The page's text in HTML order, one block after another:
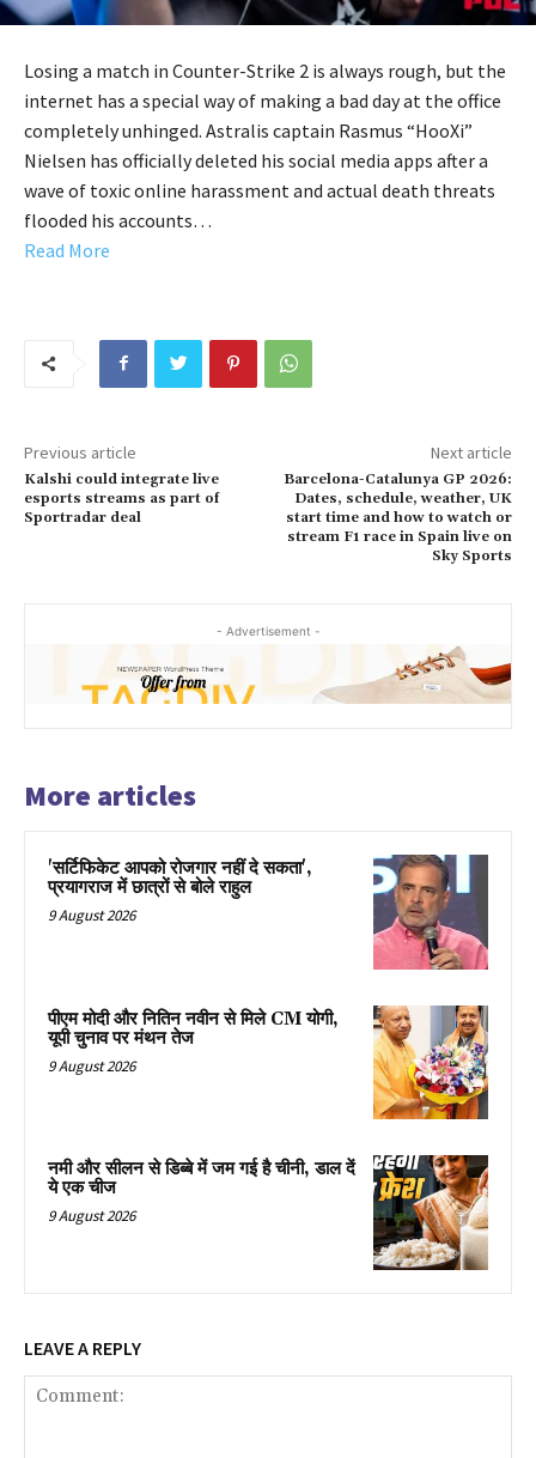
Losing a match in Counter-Strike 2 is always rough, but the
internet has a special way of making a bad day at the office
completely unhinged. Astralis captain Rasmus “HooXi”
Nielsen has officially deleted his social media apps after a
wave of toxic online harassment and actual death threats
flooded his accounts…
Read More
Previous article
Kalshi could integrate live
esports streams as part of
Sportradar deal
Next article
Barcelona-Catalunya GP 2026:
Dates, schedule, weather, UK
start time and how to watch or
stream F1 race in Spain live on
Sky Sports
- Advertisement -
More articles
'सर्टिफिकेट आपको रोजगार नहीं दे सकता',
प्रयागराज में छात्रों से बोले राहुल
9 August 2026
पीएम मोदी और नितिन नवीन से मिले CM योगी,
यूपी चुनाव पर मंथन तेज
9 August 2026
नमी और सीलन से डिब्बे में जम गई है चीनी, डाल दें
ये एक चीज
9 August 2026
LEAVE A REPLY